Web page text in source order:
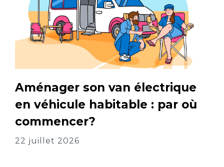
Aménager son van électrique
en véhicule habitable : par où
commencer?
22 juillet 2026